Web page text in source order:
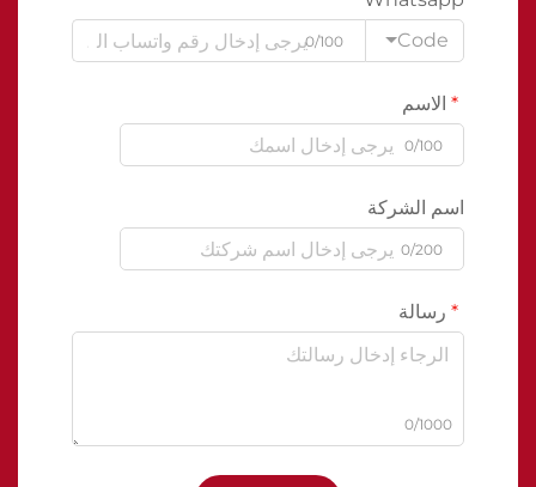
Code
0/100
الاسم
0/100
اسم الشركة
0/200
رسالة
0/1000